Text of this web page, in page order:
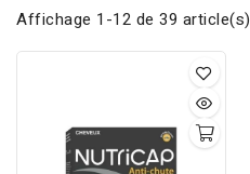
Affichage 1-12 de 39 article(s)